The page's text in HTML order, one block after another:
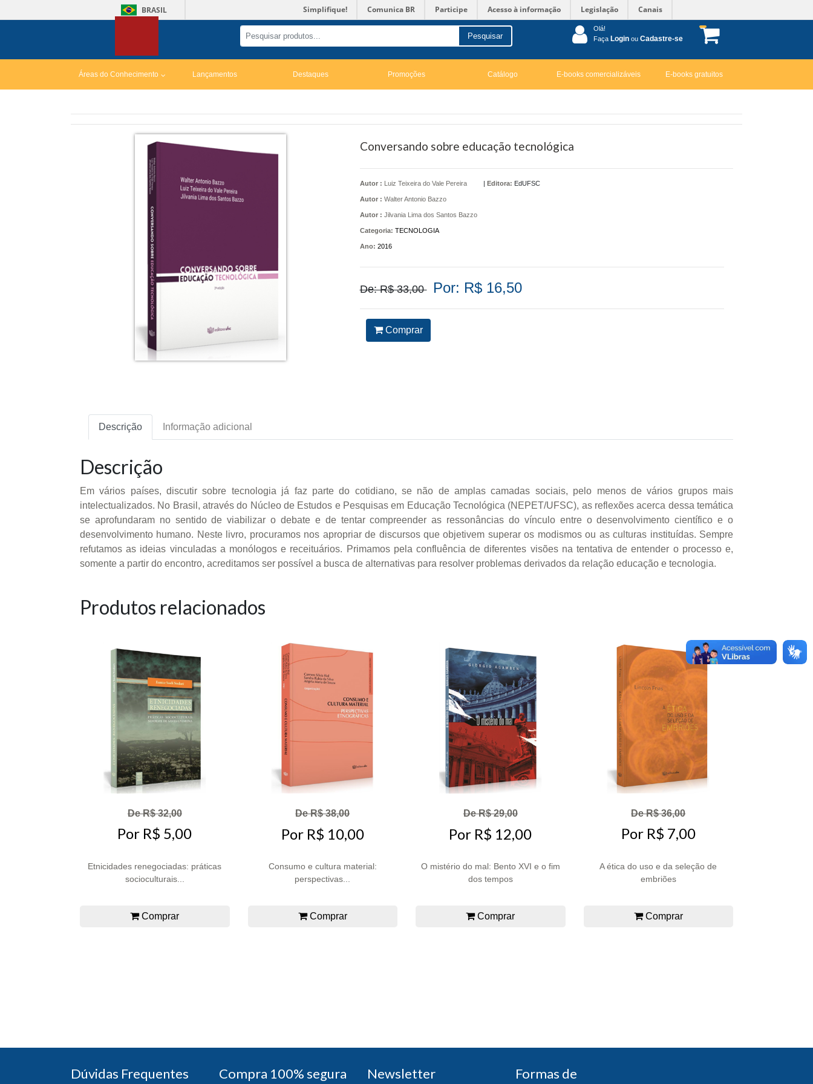
BRASIL Simplifique! Comunica BR Participe Acesso à informação Legislação Canais
Pesquisar
Olá!
Faça Login ou Cadastre-se
Áreas do Conhecimento Lançamentos Destaques Promoções Catálogo E-books comercializáveis E-books gratuitos
Conversando sobre educação tecnológica
Autor : Luiz Teixeira do Vale Pereira
Autor : Walter Antonio Bazzo
Autor : Jilvania Lima dos Santos Bazzo
| Editora: EdUFSC
Categoria: TECNOLOGIA
Ano: 2016
De: R$ 33,00 Por: R$ 16,50
Comprar
Descrição Informação adicional
Descrição
Em vários países, discutir sobre tecnologia já faz parte do cotidiano, se não de amplas camadas sociais, pelo menos de vários grupos mais
intelectualizados. No Brasil, através do Núcleo de Estudos e Pesquisas em Educação Tecnológica (NEPET/UFSC), as reflexões acerca dessa temática
se aprofundaram no sentido de viabilizar o debate e de tentar compreender as ressonâncias do vínculo entre o desenvolvimento científico e o
desenvolvimento humano. Neste livro, procuramos nos apropriar de discursos que objetivem superar os modismos ou as culturas instituídas. Sempre
refutamos as ideias vinculadas a monólogos e receituários. Primamos pela confluência de diferentes visões na tentativa de entender o processo e,
somente a partir do encontro, acreditamos ser possível a busca de alternativas para resolver problemas derivados da relação educação e tecnologia.
Produtos relacionados
De R$ 32,00
Por R$ 5,00
Etnicidades renegociadas: práticas
socioculturais...
Comprar
De R$ 38,00
Por R$ 10,00
Consumo e cultura material:
perspectivas...
Comprar
De R$ 29,00
Por R$ 12,00
O mistério do mal: Bento XVI e o fim
dos tempos
Comprar
De R$ 36,00
Por R$ 7,00
A ética do uso e da seleção de
embriões
Comprar
Dúvidas Frequentes Compra 100% segura Newsletter
Formas de